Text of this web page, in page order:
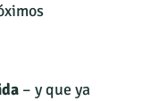
– y que ya